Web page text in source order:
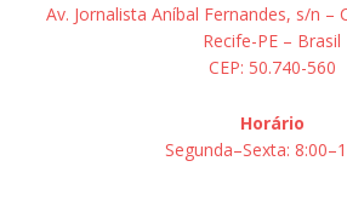
Av. Jornalista Aníbal Fernandes, s/n –
Recife-PE – Brasil
CEP: 50.740-560
Horário
Segunda–Sexta: